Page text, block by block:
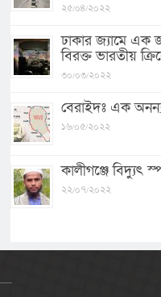
২৫/০৪/২০২২
ঢাকার জ্যামে এক
বিরক্ত ভারতীয়
৩০/০৩/২০২২
বেরাইদঃ এক অনন্য
১৬/০৫/২০২২
কালীগঞ্জে বিদ্যুৎ
২২/০৭/২০২২